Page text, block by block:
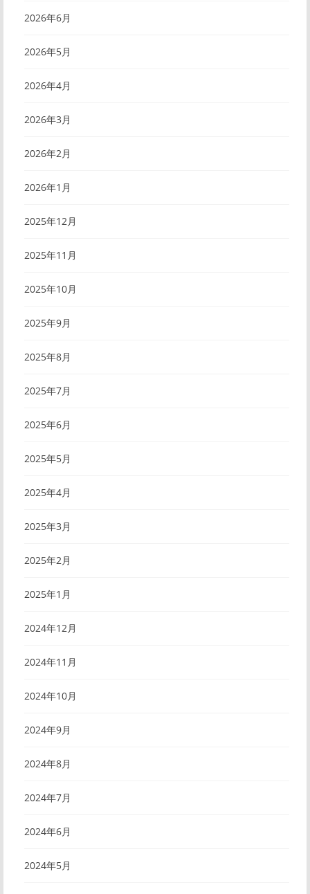
2026年6月
2026年5月
2026年4月
2026年3月
2026年2月
2026年1月
2025年12月
2025年11月
2025年10月
2025年9月
2025年8月
2025年7月
2025年6月
2025年5月
2025年4月
2025年3月
2025年2月
2025年1月
2024年12月
2024年11月
2024年10月
2024年9月
2024年8月
2024年7月
2024年6月
2024年5月